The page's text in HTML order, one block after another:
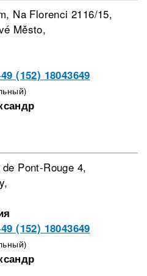
Na Florenci 2116/15,
Město,
(152) 18043649
Pont-Rouge 4,
(152) 18043649